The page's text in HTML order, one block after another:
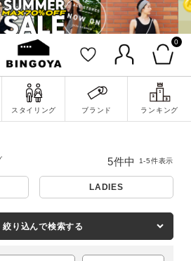
0
スタイリング ブランド ランキング
LADIES
絞り込んで検索する
5件中 1-5件表示